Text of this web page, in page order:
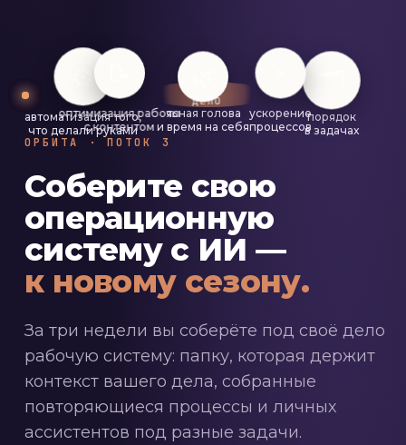
ОРБИТА · ПОТОК 3
Соберите свою
операционную
систему с ИИ —
к новому сезону.
За три недели вы соберёте под своё дело
рабочую систему: папку, которая держит
контекст вашего дела, собранные
повторяющиеся процессы и личных
ассистентов под разные задачи.
ДЕЛО
порядок
в задачах
⚙️
автоматизация того,
что делали руками
ускорение
процессов
оптимизация работы
с контентом
ясная голова
и время на себя